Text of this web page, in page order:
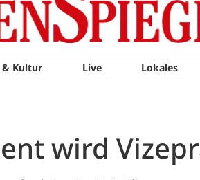
& Kultur Live Lokales
wird